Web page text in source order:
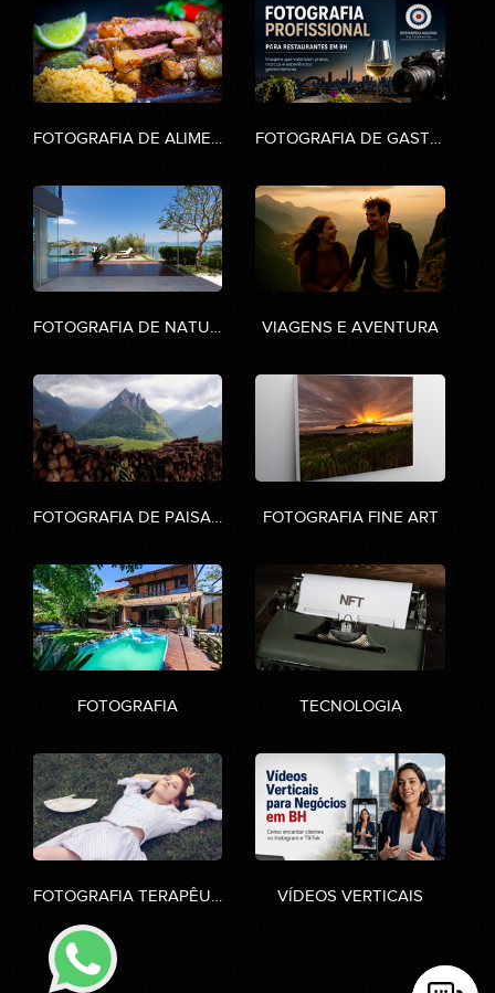
FOTOGRAFIA DE ALIMENTOS FOTOGRAFIA DE GASTRONOMIA
FOTOGRAFIA DE NATUREZA VIAGENS E AVENTURA
FOTOGRAFIA DE PAISAGENS FOTOGRAFIA FINE ART
FOTOGRAFIA TECNOLOGIA
FOTOGRAFIA TERAPÊUTICA VÍDEOS VERTICAIS